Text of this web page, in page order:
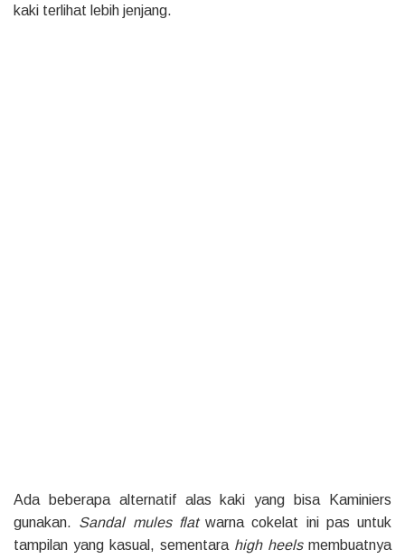
kaki terlihat lebih jenjang.
Ada beberapa alternatif alas kaki yang bisa Kaminiers
gunakan. Sandal mules flatwarna cokelat ini pas untuk
tampilan yang kasual, sementara high heelsmembuatnya